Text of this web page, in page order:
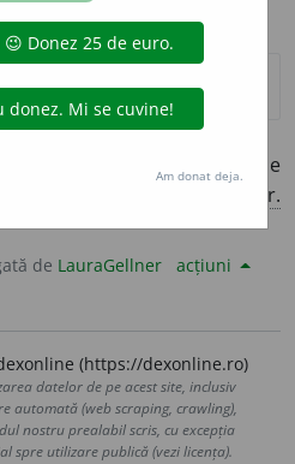
Care aparține
la erpetologie. – Din
fr.
de LauraGellner acțiuni
(https://dexonline.ro)
datelor de pe acest site, inclusiv
automată (web scraping, crawling),
nostru prealabil scris, cu excepția
spre utilizare publică (vezi licența).
Am donat deja.